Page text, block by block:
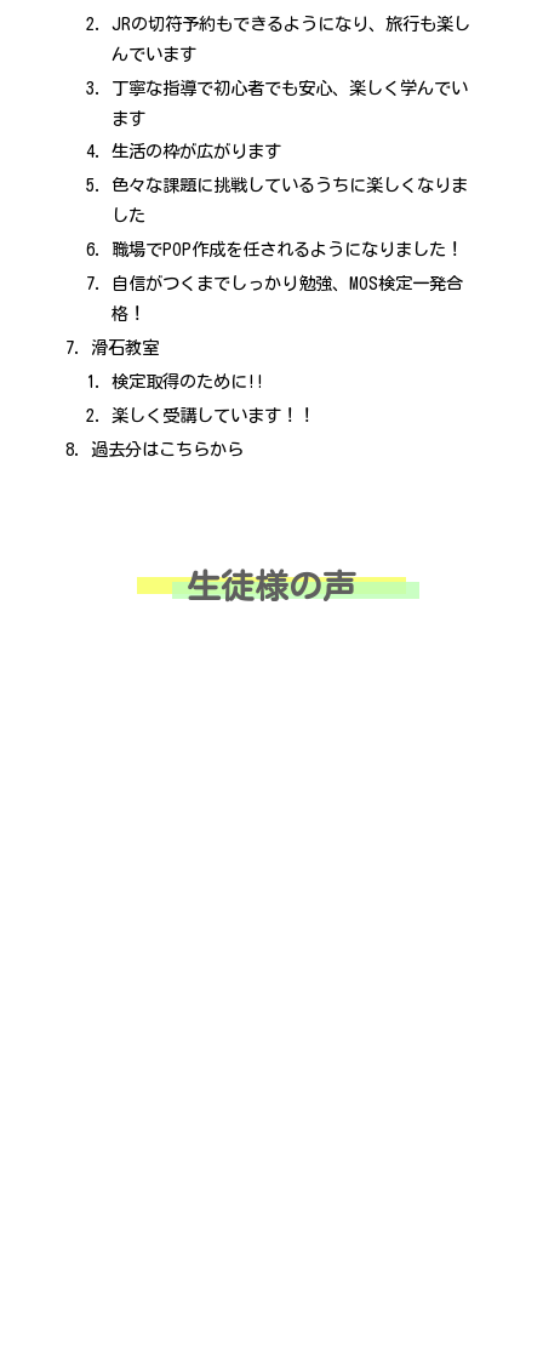
JRの切符予約もできるようになり、旅行も楽し
んでいます
丁寧な指導で初心者でも安心、楽しく学んでい
ます
生活の枠が広がります
色々な課題に挑戦しているうちに楽しくなりま
した
職場でPOP作成を任されるようになりました！
自信がつくまでしっかり勉強、MOS検定一発合
格！
滑石教室
検定取得のために!!
楽しく受講しています！！
過去分はこちらから
生徒様の声